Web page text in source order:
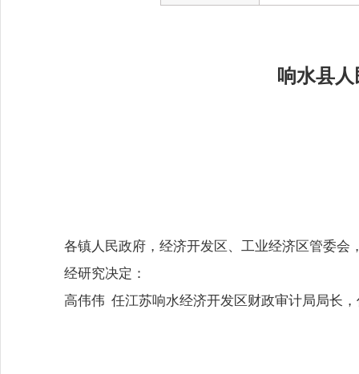
响水县
各镇人民政府，经济开发区、工业经济区管委
经研究决定：
高伟伟 任江苏响水经济开发区财政审计局局长